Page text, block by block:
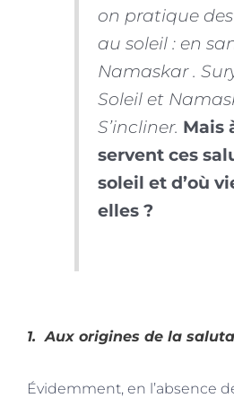
on pratique
au soleil : en
Namaskar .
Soleil et
S’incliner. Mais
servent ces
soleil et d’où
elles ?
1. Aux origines de la
Évidemment, en l’absence